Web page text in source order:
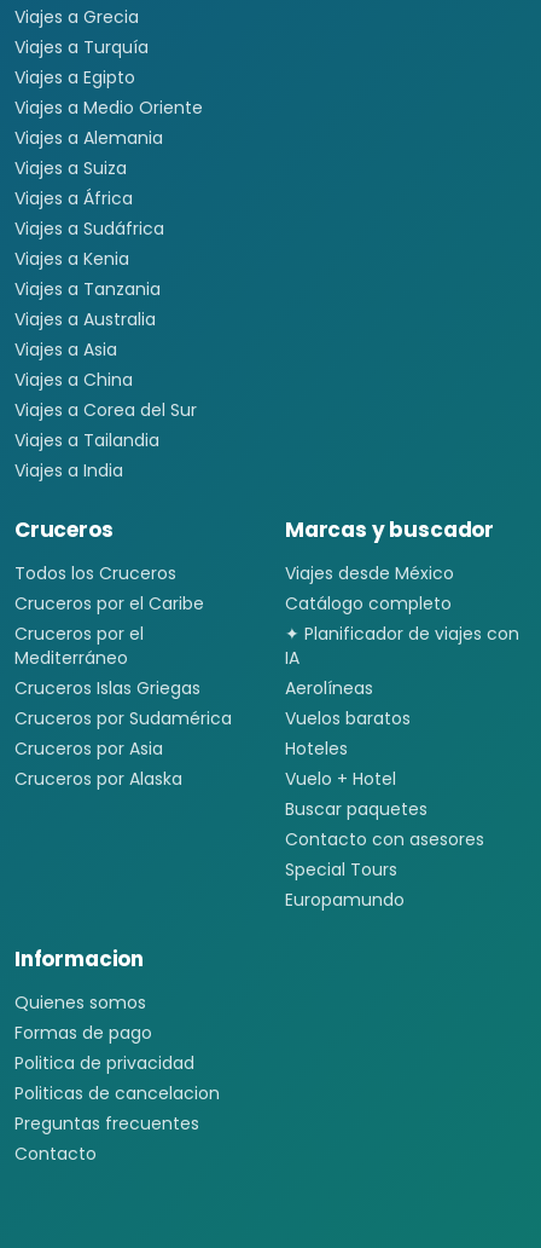
Viajes a Grecia
Viajes a Turquía
Viajes a Egipto
Viajes a Medio Oriente
Viajes a Alemania
Viajes a Suiza
Viajes a África
Viajes a Sudáfrica
Viajes a Kenia
Viajes a Tanzania
Viajes a Australia
Viajes a Asia
Viajes a China
Viajes a Corea del Sur
Viajes a Tailandia
Viajes a India
Cruceros
Todos los Cruceros
Cruceros por el Caribe
Cruceros por el
Mediterráneo
Cruceros Islas Griegas
Cruceros por Sudamérica
Cruceros por Asia
Cruceros por Alaska
Marcas y buscador
Viajes desde México
Catálogo completo
✦ Planificador de viajes con
IA
Aerolíneas
Vuelos baratos
Hoteles
Vuelo + Hotel
Buscar paquetes
Contacto con asesores
Special Tours
Europamundo
Informacion
Quienes somos
Formas de pago
Politica de privacidad
Politicas de cancelacion
Preguntas frecuentes
Contacto